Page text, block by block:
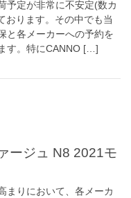
予定が非常に不安定(数カ
おります。その中でも当
と各メーカーへの予約を
す。特にCANNO […]
まりにおいて、各メーカ